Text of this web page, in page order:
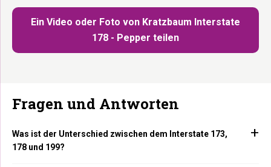
Ein Video oder Foto von Kratzbaum Interstate
178 - Pepper teilen
Fragen und Antworten
Was ist der Unterschied zwischen dem Interstate 173,
178 und 199?